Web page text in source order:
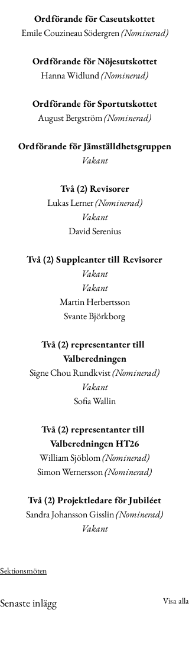
Ordförande för Caseutskottet
Emile Couzineau Södergren (Nominerad)
Ordförande för Nöjesutskottet
Hanna Widlund (Nominerad)
Ordförande för Sportutskottet
August Bergström (Nominerad)
Ordförande för Jämställdhetsgruppen
Vakant
Två (2) Revisorer
Lukas Lerner (Nominerad)
Vakant
David Serenius
Två (2) Suppleanter till Revisorer
Vakant
Vakant
Martin Herbertsson
Svante Björkborg
Två (2) representanter till
Valberedningen
Signe Chou Rundkvist (Nominerad)
Vakant
Sofia Wallin
Två (2) representanter till
Valberedningen HT26
William Sjöblom (Nominerad)
Simon Wernersson (Nominerad)
Två (2) Projektledare för Jubiléet
Sandra Johansson Gisslin (Nominerad)
Vakant
Sektionsmöten
Senaste inlägg Visa alla